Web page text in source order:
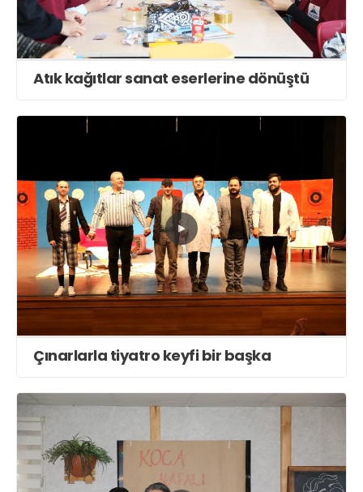
Atık kağıtlar sanat eserlerine dönüştü
Çınarlarla tiyatro keyfi bir başka